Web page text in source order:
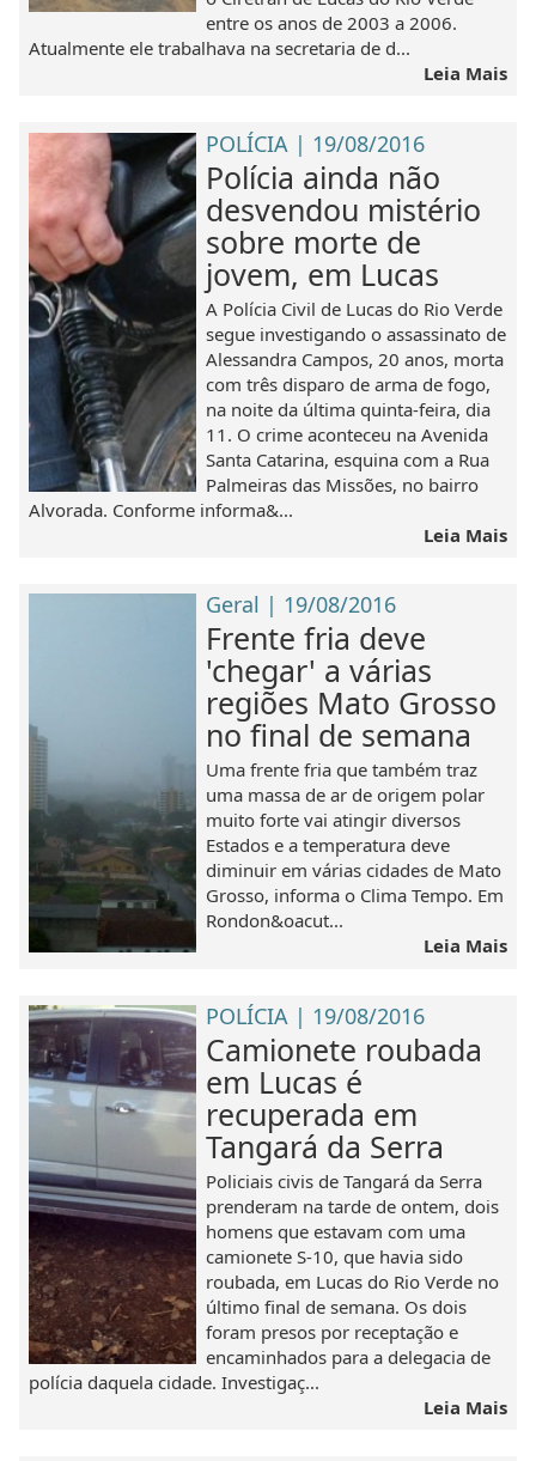
entre os anos de 2003 a 2006.
Atualmente ele trabalhava na secretaria de d...
Leia Mais
POLÍCIA | 19/08/2016
Polícia ainda não
desvendou mistério
sobre morte de
jovem, em Lucas
A Polícia Civil de Lucas do Rio Verde
segue investigando o assassinato de
Alessandra Campos, 20 anos, morta
com três disparo de arma de fogo,
na noite da última quinta-feira, dia
11. O crime aconteceu na Avenida
Santa Catarina, esquina com a Rua
Palmeiras das Missões, no bairro
Alvorada. Conforme informa&...
Leia Mais
Geral | 19/08/2016
Frente fria deve
'chegar' a várias
regiões Mato Grosso
no final de semana
Uma frente fria que também traz
uma massa de ar de origem polar
muito forte vai atingir diversos
Estados e a temperatura deve
diminuir em várias cidades de Mato
Grosso, informa o Clima Tempo. Em
Rondon&oacut...
Leia Mais
POLÍCIA | 19/08/2016
Camionete roubada
em Lucas é
recuperada em
Tangará da Serra
Policiais civis de Tangará da Serra
prenderam na tarde de ontem, dois
homens que estavam com uma
camionete S-10, que havia sido
roubada, em Lucas do Rio Verde no
último final de semana. Os dois
foram presos por receptação e
encaminhados para a delegacia de
polícia daquela cidade. Investigaç...
Leia Mais